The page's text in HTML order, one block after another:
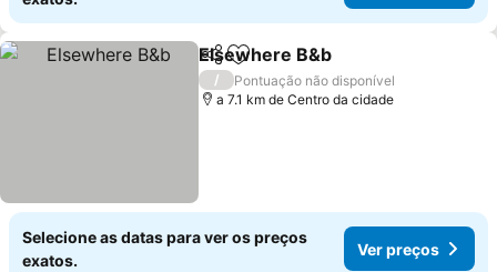
PartilharAdicionar aos favoritos
Elsewhere B&b
/
Pontuação não disponível
a 7.1 km de Centro da cidade
Selecione as datas para ver os preços
exatos.
Ver preços